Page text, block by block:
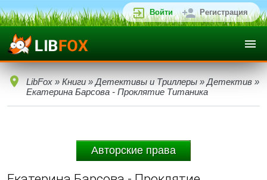
Войти Регистрация
LibFox » Книги » Детективы и Триллеры » Детектив »
Екатерина Барсова - Проклятие Титаника
Авторские права